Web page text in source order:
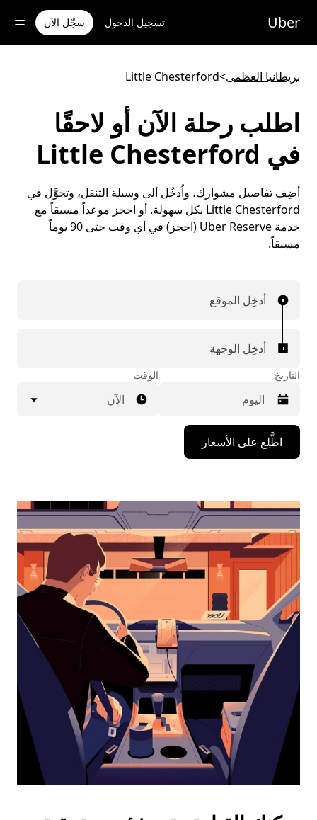
للوصول
المحتوى
Uber تسجيل الدخول سجّل الآن
بريطانيا العظمى>
Little Chesterford
اطلب رحلة الآن أو لاحقًا
في Little Chesterford
أضِف تفاصيل مشوارك، واُدخُل ألى وسيلة التنقل، وتجوَّل في
Little Chesterford بكل سهولة. أو احجز موعداً مسبقاً مع
خدمة Uber Reserve (احجز) في أي وقت حتى 90 يوماً
مسبقاً.
أدخِل الموقع
أدخِل الوجهة
التاريخ
اضغط
على
مفتاح
للأسفل
لاستخدام
التقويم
التاريخ.
اضغط
على
زر
الخروج
لإغلاق
التقويم.
الوقت
الآن
اطَّلِع على الأسعار